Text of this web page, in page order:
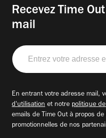
Recevez Time
mail
Entrez
votre
adresse
En entrant votre adresse mail,
d'utilisation et notre politique
emails de Time Out à propos
promotionnelles de nos